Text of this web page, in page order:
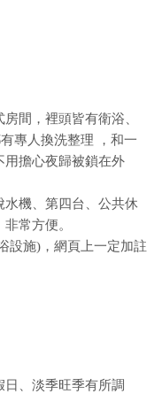
間，裡頭皆有衛浴、
專人換洗整理 ，和一
用擔心夜歸被鎖在外
水機、第四台、公共休
常方便。
設施)，網頁上一定加註
、淡季旺季有所調